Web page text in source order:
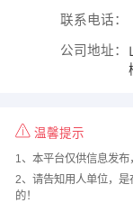
联系电话：
公司地址：
温馨提示
1、本平台仅供信息发布
2、请告知用人单位，是
的！